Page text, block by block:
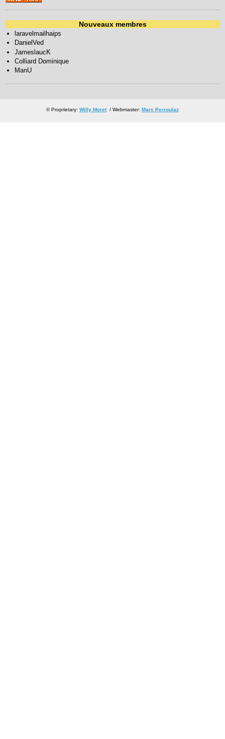
Nouveaux membres
laravelmailhaips
DanielVed
JameslaucK
Colliard Dominique
ManU
© Proprietary: Willy Moret/ Webmaster: Marc Perroulaz